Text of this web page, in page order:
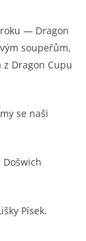
— Dragon
soupeřům,
Dragon Cupu
se naši
Písek.